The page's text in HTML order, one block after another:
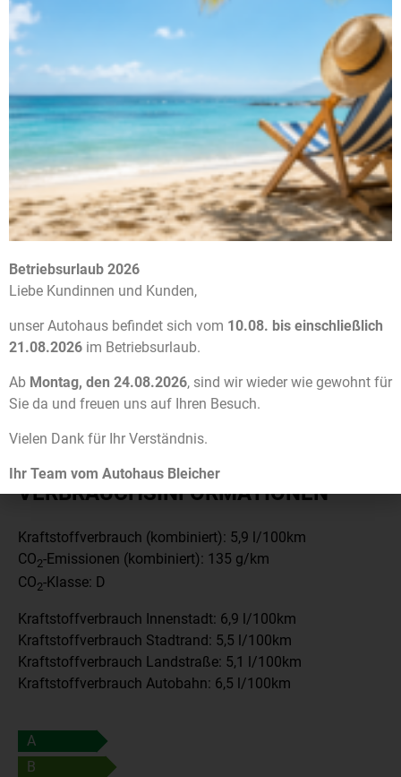
Tempomat
Totwinkel-Assistent
Touchscreen
Traktionskontrolle
Tuner/Radio, Radio DAB
USB
Verkehrszeichenerkennung
Volldigitales Kombiinstrument
WLAN / Wifi Hotspot
Winterpaket
Zentralverriegelung
VERBRAUCHSINFORMATIONEN
Kraftstoffverbrauch (kombiniert): 5,9 l/100km
CO2-Emissionen (kombiniert): 135 g/km
CO2-Klasse: D
Kraftstoffverbrauch Innenstadt: 6,9 l/100km
Kraftstoffverbrauch Stadtrand: 5,5 l/100km
Kraftstoffverbrauch Landstraße: 5,1 l/100km
Kraftstoffverbrauch Autobahn: 6,5 l/100km
A
B
Betriebsurlaub 2026
Liebe Kundinnen und Kunden,
unser Autohaus befindet sich vom 10.08. bis einschließlich
21.08.2026 im Betriebsurlaub.
Ab Montag, den 24.08.2026, sind wir wieder wie gewohnt für
Sie da und freuen uns auf Ihren Besuch.
Vielen Dank für Ihr Verständnis.
Ihr Team vom Autohaus Bleicher